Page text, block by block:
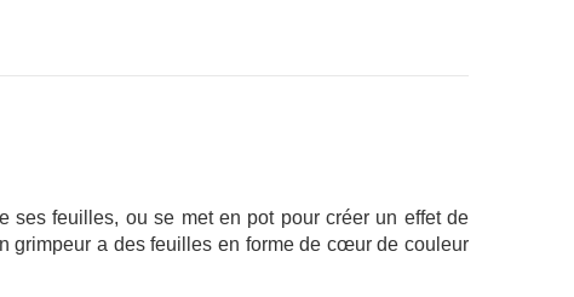
ses feuilles, ou se met en pot pour créer un effet de
grimpeur a des feuilles en forme de cœur de couleur